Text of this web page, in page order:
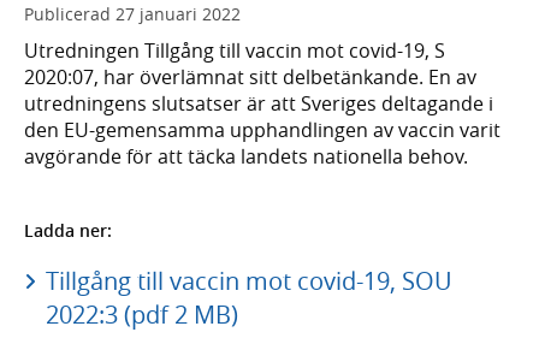
Publicerad 27 januari 2022
Utredningen Tillgång till vaccin mot covid-19, S
2020:07, har överlämnat sitt delbetänkande. En av
utredningens slutsatser är att Sveriges deltagande i
den EU-gemensamma upphandlingen av vaccin varit
avgörande för att täcka landets nationella behov.
Ladda ner:
Tillgång till vaccin mot covid-19, SOU
2022:3 (pdf 2 MB)